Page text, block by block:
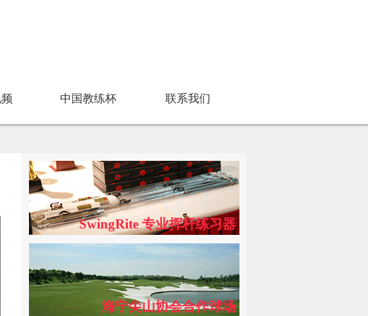
中国教练杯 联系我们
SwingRite 专业挥杆练习器
海宁尖山协会合作球场